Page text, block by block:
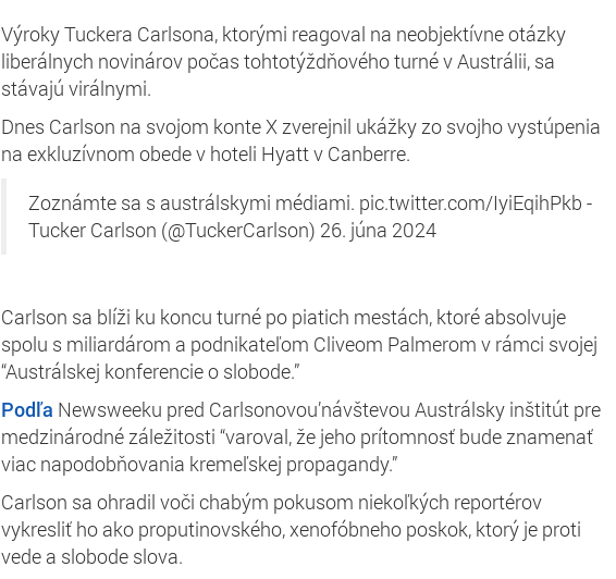
Výroky Tuckera Carlsona, ktorými reagoval na neobjektívne otázky
liberálnych novinárov počas tohtotýždňového turné v Austrálii, sa
stávajú virálnymi.
Dnes Carlson na svojom konte X zverejnil ukážky zo svojho vystúpenia
na exkluzívnom obede v hoteli Hyatt v Canberre.
Zoznámte sa s austrálskymi médiami. pic.twitter.com/IyiEqihPkb -
Tucker Carlson (@TuckerCarlson) 26. júna 2024
Carlson sa blíži ku koncu turné po piatich mestách, ktoré absolvuje
spolu s miliardárom a podnikateľom Cliveom Palmerom v rámci svojej
“Austrálskej konferencie o slobode.”
Podľa Newsweeku pred Carlsonovou’návštevou Austrálsky inštitút pre
medzinárodné záležitosti “varoval, že jeho prítomnosť bude znamenať
viac napodobňovania kremeľskej propagandy.”
Carlson sa ohradil voči chabým pokusom niekoľkých reportérov
vykresliť ho ako proputinovského, xenofóbneho poskok, ktorý je proti
vede a slobode slova.